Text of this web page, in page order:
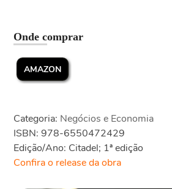
Onde comprar
AMAZON
Categoria: Negócios e Economia
ISBN: 978-6550472429
Edição/Ano: Citadel; 1ª edição
Confira o release da obra